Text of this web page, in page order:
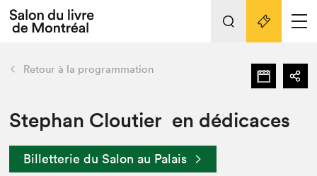
Tout sur l'édition 2022
Actualités
Vidéos et Balados
retour Nos activités
Édition 2022
Liens pratiques
Retour à la programmation
Stephan Cloutier en dédicaces
Billetterie du Salon au Palais